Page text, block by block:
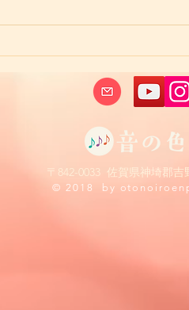
〒842-0033 佐賀県神埼郡吉
© 2018 by